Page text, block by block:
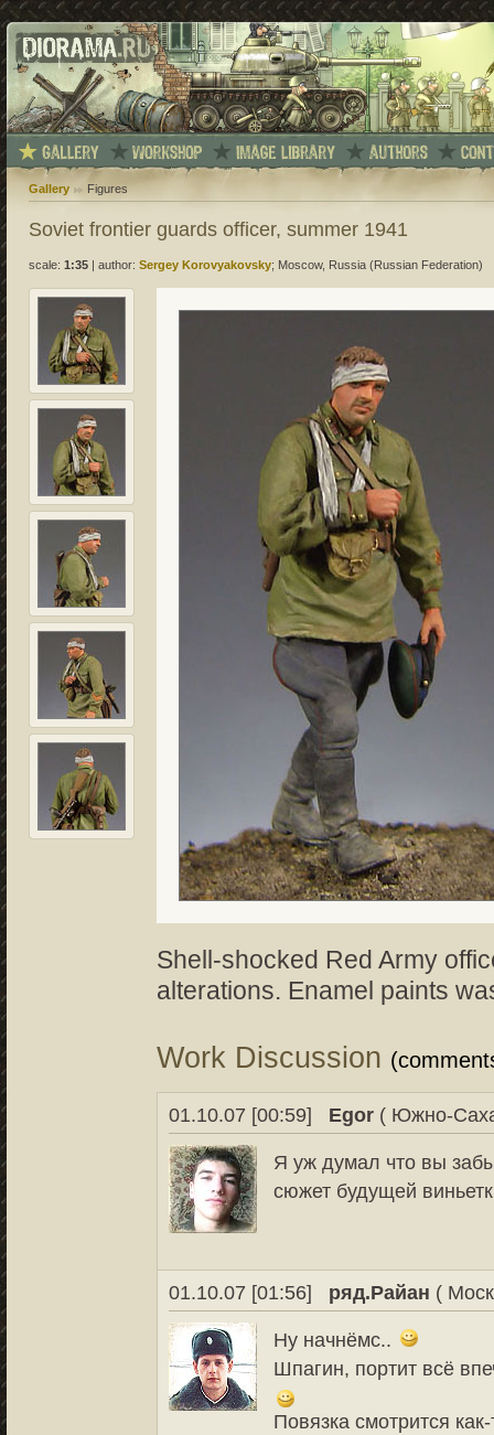
Gallery Figures
Soviet frontier guards officer, summer 1941
scale: 1:35 author: Sergey Korovyakovsky; Moscow, Russia (Russian Federation)
Shell-shocked Red Army
alterations. Enamel paints
Work Discussion
01.10.07 [00:59] Egor ( Южно-
Я уж думал что вы
сюжет будущей
01.10.07 [01:56] ряд.Райан (
Ну начнёмс..
Шпагин, портит всё
Повязка смотрится